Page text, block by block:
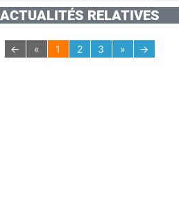
ACTUALITÉS RELATIVES
← « 1 2 3 » →